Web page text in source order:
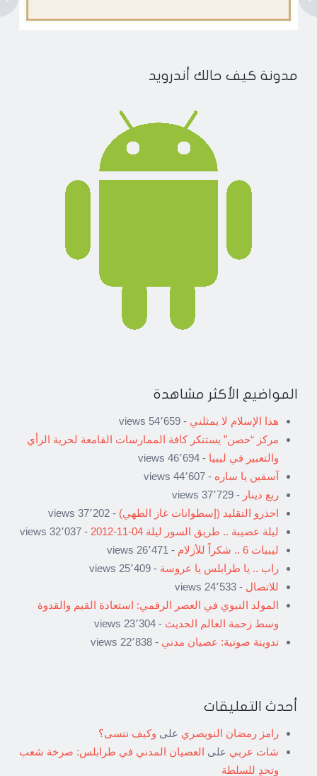
مدونة كيف حالك أندرويد
المواضيع الأكثر مشاهدة
هذا الإسلام لا يمثلني - 54٬659 views
مركز “حصن” يستنكر كافة الممارسات القامعة لحرية الرأي
والتعبير في ليبيا - 46٬694 views
آسفين يا ساره - 44٬607 views
ربع دينار - 37٬729 views
احذرو التقليد (إسطوانات غاز الطهي) - 37٬202 views
ليلة عصيبة .. طريق السور ليلة 04-11-2012
- 32٬037 views
ليبيات 6 .. شكراً للأزلام
- 26٬471 views
راب .. يا طرابلس يا عروسة - 25٬409 views
للاتصال - 24٬533 views
المولد النبوي في العصر الرقمي: استعادة القيم والقدوة
وسط زحمة العالم الحديث - 23٬304 views
تدوينة صوتية: عصيان مدني - 22٬838 views
أحدث التعليقات
رامز رمضان النويصري على وكيف ننسى؟
شات عربي على العصيان المدني في طرابلس: صرخة شعب
وتحدٍ للسلطة